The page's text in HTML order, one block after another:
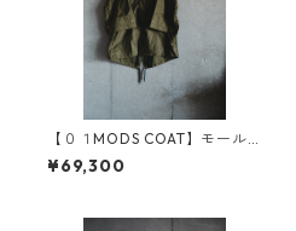
【０１MODS COAT】モール
スキン（TYPE-M65）
¥69,300